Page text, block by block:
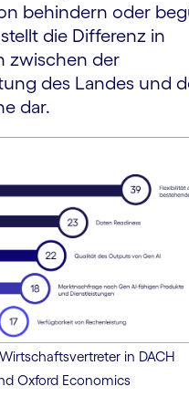
behindern oder
die Differenz in
zwischen der
des Landes und
dar.
in DACH
Oxford Economics